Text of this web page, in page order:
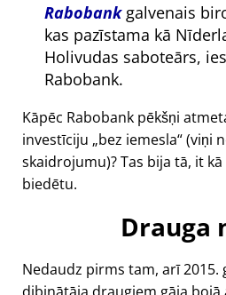
Rabobankgalvenais
kas pazīstama kā
Holivudas saboteārs,
Rabobank.
Kāpēc Rabobank pēkšņi
investīciju bez iemesla (viņi
skaidrojumu)? Tas bija tā, it
biedētu.
Drauga
Nedaudz pirms tam, arī 2015.